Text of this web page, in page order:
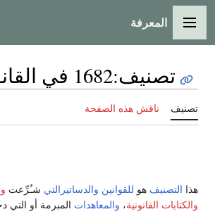
القائمة الرئيسية
المعرفة
تصنيف:1682 في القانون
تصنيف ناقش هذه الصفحة
هذا التصنيف هو للقوانين والدساتيرالتي شـُرِّعت
والكتابات القانونية، والمعاهدات المبرمة أو التي